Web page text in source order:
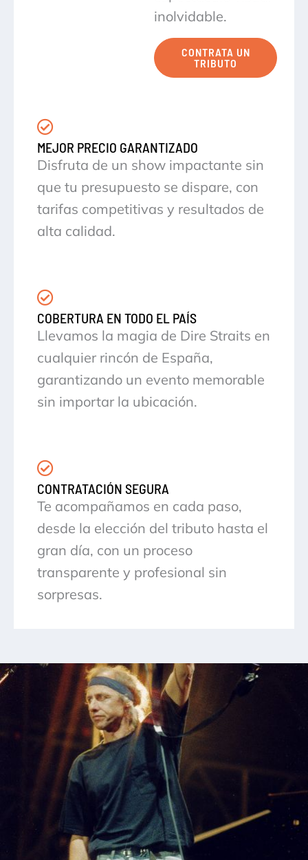
inolvidable.
CONTRATA UN
TRIBUTO
MEJOR PRECIO GARANTIZADO
Disfruta de un show impactante sin
que tu presupuesto se dispare, con
tarifas competitivas y resultados de
alta calidad.
COBERTURA EN TODO EL PAÍS
Llevamos la magia de Dire Straits en
cualquier rincón de España,
garantizando un evento memorable
sin importar la ubicación.
CONTRATACIÓN SEGURA
Te acompañamos en cada paso,
desde la elección del tributo hasta el
gran día, con un proceso
transparente y profesional sin
sorpresas.